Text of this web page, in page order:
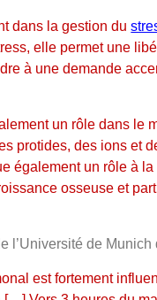
dans la gestion du
elle permet une
à une demande
un rôle dans le
protides, des ions et
également un rôle à
osseuse et
l’Université de Munich
est fortement